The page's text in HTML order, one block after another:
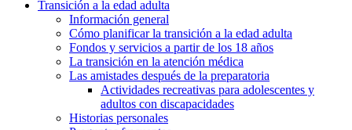
Transición a la edad adulta
Información general
Cómo planificar la transición a la edad adulta
Fondos y servicios a partir de los 18 años
La transición en la atención médica
Las amistades después de la preparatoria
Actividades recreativas para adolescentes y
adultos con discapacidades
Historias personales